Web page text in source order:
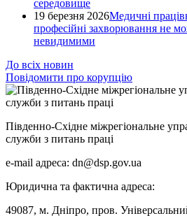
середовище
19 березня 2026Медичні
професійні захворювання не
невидимими
До всіх новин
Повідомити про корупцію
Південно-Східне міжрегіональне
служби з питань праці
e-mail адреса: dn@dsp.gov.ua
Юридична та фактична адреса:
49087, м. Дніпро, пров.